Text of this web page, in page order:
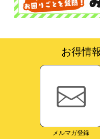
お得情
メルマガ登録